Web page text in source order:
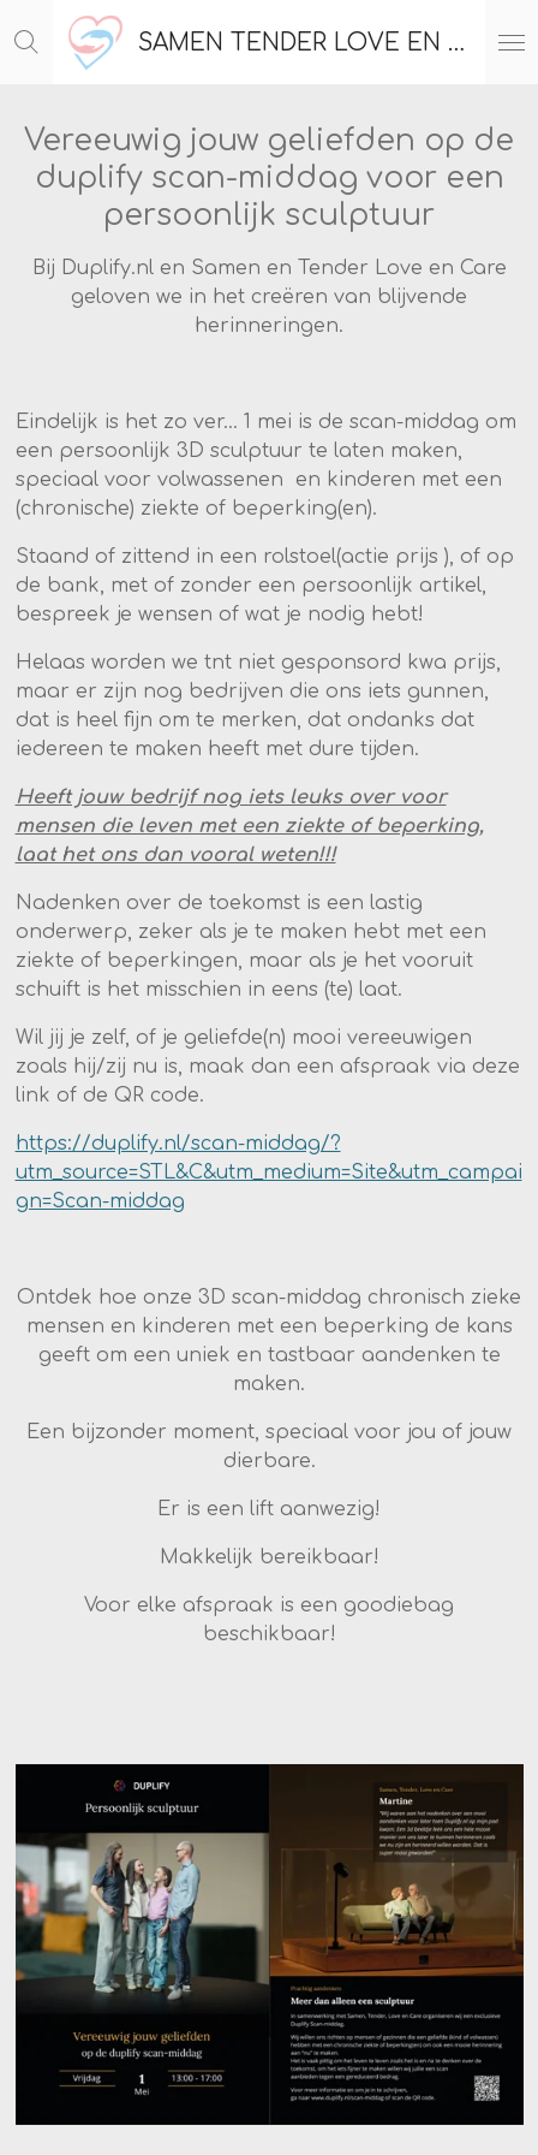
direct
hoofdinhoud
SAMEN TENDER LOVE EN CARE
Vereeuwig jouw geliefden op de
duplify scan-middag voor een
persoonlijk sculptuur
Bij Duplify.nl en Samen en Tender Love en Care
geloven we in het creëren van blijvende
herinneringen.
Eindelijk is het zo ver... 1 mei is de scan-middag om
een persoonlijk 3D sculptuur te laten maken,
speciaal voor volwassenen en kinderen met een
(chronische) ziekte of beperking(en).
Staand of zittend in een rolstoel(actie prijs ), of op
de bank, met of zonder een persoonlijk artikel,
bespreek je wensen of wat je nodig hebt!
Helaas worden we tnt niet gesponsord kwa prijs,
maar er zijn nog bedrijven die ons iets gunnen,
dat is heel fijn om te merken, dat ondanks dat
iedereen te maken heeft met dure tijden.
Heeft jouw bedrijf nog iets leuks over voor
mensen die leven met een ziekte of beperking,
laat het ons dan vooral weten!!!
Nadenken over de toekomst is een lastig
onderwerp, zeker als je te maken hebt met een
ziekte of beperkingen, maar als je het vooruit
schuift is het misschien in eens (te) laat.
Wil jij je zelf, of je geliefde(n) mooi vereeuwigen
zoals hij/zij nu is, maak dan een afspraak via deze
link of de QR code.
https://duplify.nl/scan-middag/?
utm_source=STL&C&utm_medium=Site&utm_campai
gn=Scan-middag
Ontdek hoe onze 3D scan-middag chronisch zieke
mensen en kinderen met een beperking de kans
geeft om een uniek en tastbaar aandenken te
maken.
Een bijzonder moment, speciaal voor jou of jouw
dierbare.
Er is een lift aanwezig!
Makkelijk bereikbaar!
Voor elke afspraak is een goodiebag
beschikbaar!